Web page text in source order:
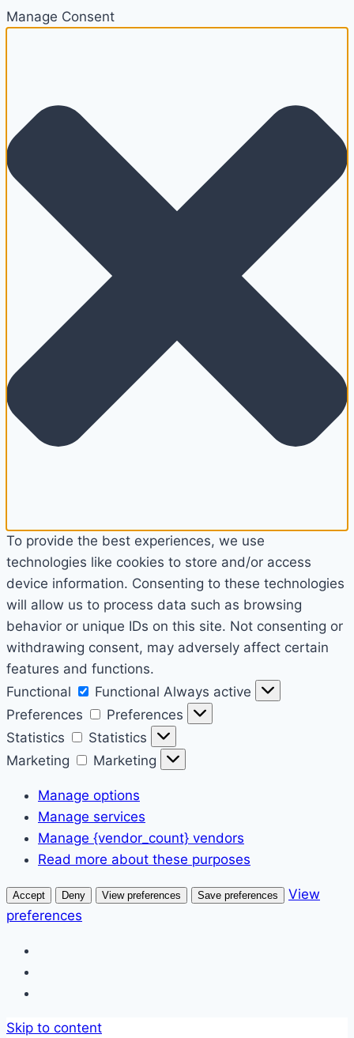
Manage Consent
To provide the best experiences, we use
technologies like cookies to store and/or access
device information. Consenting to these technologies
will allow us to process data such as browsing
behavior or unique IDs on this site. Not consenting or
withdrawing consent, may adversely affect certain
features and functions.
Functional
Functional Always active
Preferences
Preferences
Statistics
Statistics
Marketing
Marketing
Manage options
Manage services
Manage {vendor_count} vendors
Read more about these purposes
Accept Deny View preferences Save preferences
View
preferences
Skip to content